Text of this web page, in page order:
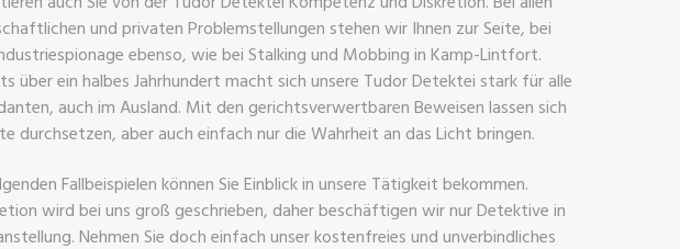
und privaten Problemstellungen stehen wir Ihnen zur Seite, bei
ebenso, wie bei Stalking und Mobbing in Kamp-Lintfort.
über ein halbes Jahrhundert macht sich unsere Tudor Detektei stark für alle
auch im Ausland. Mit den gerichtsverwertbaren Beweisen lassen sich
durchsetzen, aber auch einfach nur die Wahrheit an das Licht bringen.
Fallbeispielen können Sie Einblick in unsere Tätigkeit bekommen.
wird bei uns groß geschrieben, daher beschäftigen wir nur Detektive in
Nehmen Sie doch einfach unser kostenfreies und unverbindliches